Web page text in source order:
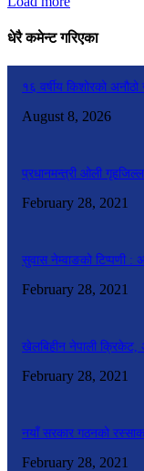
धेरै कमेन्ट गरिएका
१६ वर्षीय किशोरको
August 8, 2026
प्रधानमन्त्री ओली
February 28, 2021
सुवास नेम्वाङको टिप्पणी :
February 28, 2021
खेलबिहीन नेपाली क्रिकेट,
February 28, 2021
नयाँ सरकार गठनको
February 28, 2021